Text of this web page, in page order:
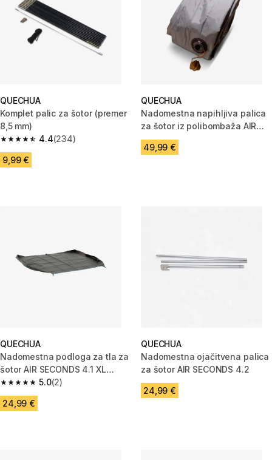
QUECHUA
Komplet palic za šotor (premer
8,5 mm)
4.4
4.4 od 5 zvezdic from 234 ocene
(234)
9,99 €
QUECHUA
Nadomestna napihljiva palica
za šotor iz polibombaža AIR
SECONDS 4.2
49,99 €
QUECHUA
Nadomestna podloga za tla za
šotor AIR SECONDS 4.1 XL
FRESH&BLACK
5.0
5.0 od 5 zvezdic from 2 ocene
(2)
24,99 €
QUECHUA
Nadomestna ojačitvena palica
za šotor AIR SECONDS 4.2
24,99 €